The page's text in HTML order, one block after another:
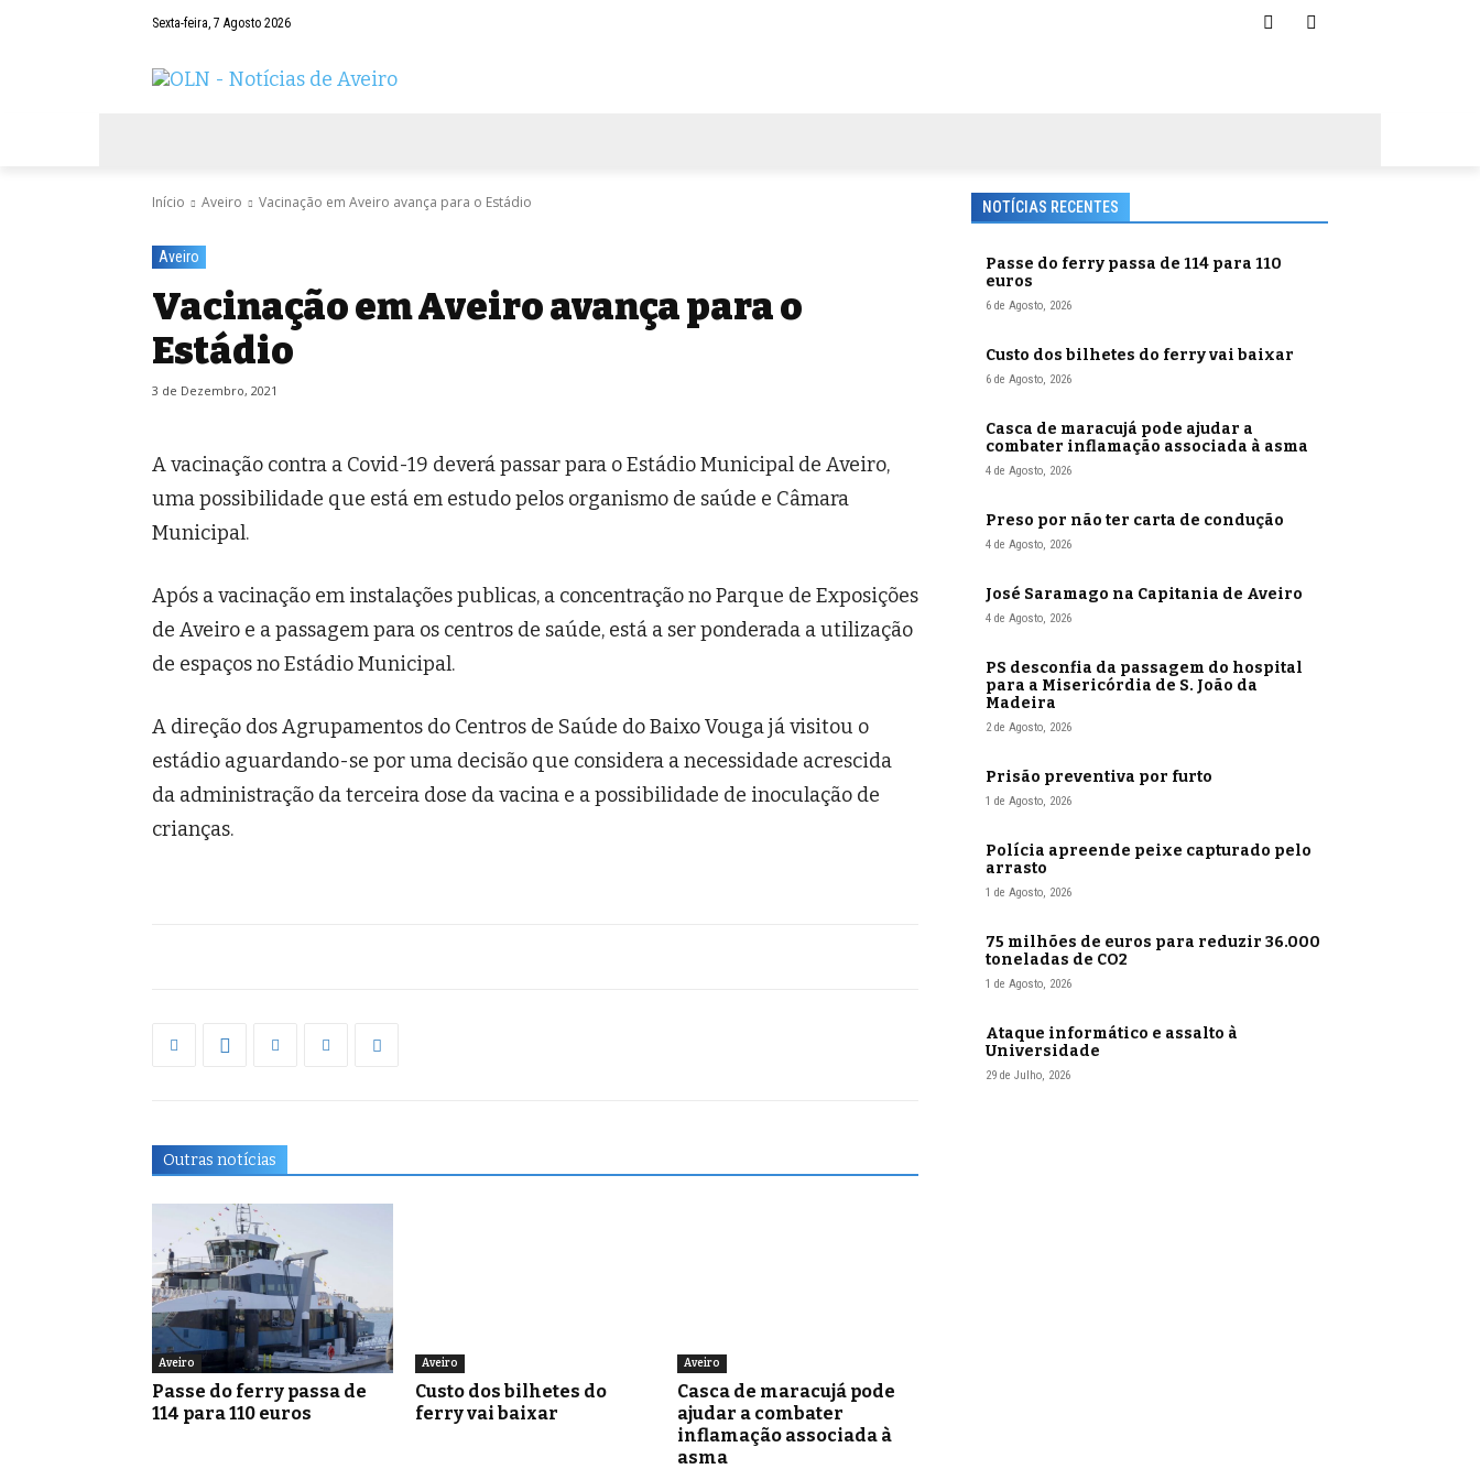
Sexta-feira, 7 Agosto 2026
Início Aveiro Vacinação em Aveiro avança para o Estádio
Aveiro
Vacinação em Aveiro avança para o
Estádio
3 de Dezembro, 2021
A vacinação contra a Covid-19 deverá passar para o Estádio Municipal de Aveiro,
uma possibilidade que está em estudo pelos organismo de saúde e Câmara
Municipal.
Após a vacinação em instalações publicas, a concentração no Parque de Exposições
de Aveiro e a passagem para os centros de saúde, está a ser ponderada a utilização
de espaços no Estádio Municipal.
A direção dos Agrupamentos do Centros de Saúde do Baixo Vouga já visitou o
estádio aguardando-se por uma decisão que considera a necessidade acrescida
da administração da terceira dose da vacina e a possibilidade de inoculação de
crianças.
Outras notícias
Aveiro
Passe do ferry passa de
114 para 110 euros
Aveiro
Custo dos bilhetes do
ferry vai baixar
Aveiro
Casca de maracujá pode
ajudar a combater
inflamação associada à
asma
NOTÍCIAS RECENTES
Passe do ferry passa de 114 para 110
euros
6 de Agosto, 2026
Custo dos bilhetes do ferry vai baixar
6 de Agosto, 2026
Casca de maracujá pode ajudar a
combater inflamação associada à asma
4 de Agosto, 2026
Preso por não ter carta de condução
4 de Agosto, 2026
José Saramago na Capitania de Aveiro
4 de Agosto, 2026
PS desconfia da passagem do hospital
para a Misericórdia de S. João da
Madeira
2 de Agosto, 2026
Prisão preventiva por furto
1 de Agosto, 2026
Polícia apreende peixe capturado pelo
arrasto
1 de Agosto, 2026
75 milhões de euros para reduzir 36.000
toneladas de CO2
1 de Agosto, 2026
Ataque informático e assalto à
Universidade
29 de Julho, 2026